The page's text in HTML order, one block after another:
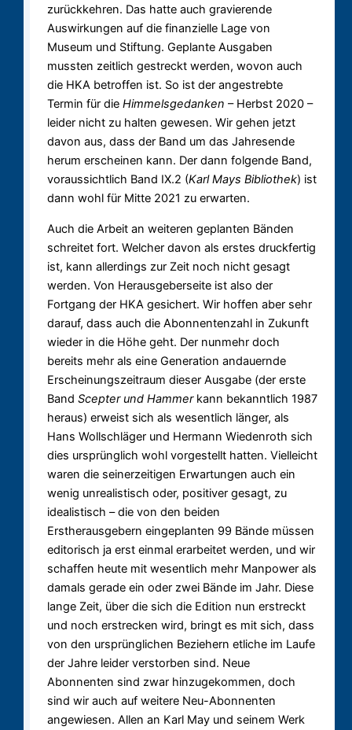
zurückkehren. Das hatte auch gravierende
Auswirkungen auf die finanzielle Lage von
Museum und Stiftung. Geplante Ausgaben
mussten zeitlich gestreckt werden, wovon auch
die HKA betroffen ist. So ist der angestrebte
Termin für die Himmelsgedanken – Herbst 2020 –
leider nicht zu halten gewesen. Wir gehen jetzt
davon aus, dass der Band um das Jahresende
herum erscheinen kann. Der dann folgende Band,
voraussichtlich Band IX.2 (Karl Mays Bibliothek) ist
dann wohl für Mitte 2021 zu erwarten.
Auch die Arbeit an weiteren geplanten Bänden
schreitet fort. Welcher davon als erstes druckfertig
ist, kann allerdings zur Zeit noch nicht gesagt
werden. Von Herausgeberseite ist also der
Fortgang der HKA gesichert. Wir hoffen aber sehr
darauf, dass auch die Abonnentenzahl in Zukunft
wieder in die Höhe geht. Der nunmehr doch
bereits mehr als eine Generation andauernde
Erscheinungszeitraum dieser Ausgabe (der erste
Band Scepter und Hammerkann bekanntlich 1987
heraus) erweist sich als wesentlich länger, als
Hans Wollschläger und Hermann Wiedenroth sich
dies ursprünglich wohl vorgestellt hatten. Vielleicht
waren die seinerzeitigen Erwartungen auch ein
wenig unrealistisch oder, positiver gesagt, zu
idealistisch – die von den beiden
Erstherausgebern eingeplanten 99 Bände müssen
editorisch ja erst einmal erarbeitet werden, und wir
schaffen heute mit wesentlich mehr Manpower als
damals gerade ein oder zwei Bände im Jahr. Diese
lange Zeit, über die sich die Edition nun erstreckt
und noch erstrecken wird, bringt es mit sich, dass
von den ursprünglichen Beziehern etliche im Laufe
der Jahre leider verstorben sind. Neue
Abonnenten sind zwar hinzugekommen, doch
sind wir auch auf weitere Neu-Abonnenten
angewiesen. Allen an Karl May und seinem Werk